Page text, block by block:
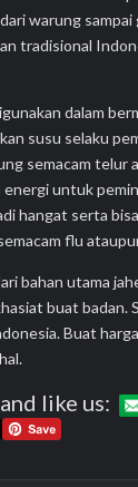
warung
tradisional
dalam
susu selaku
semacam telur
untuk
hangat serta
flu
bahan utama
buat badan.
Buat
like us: